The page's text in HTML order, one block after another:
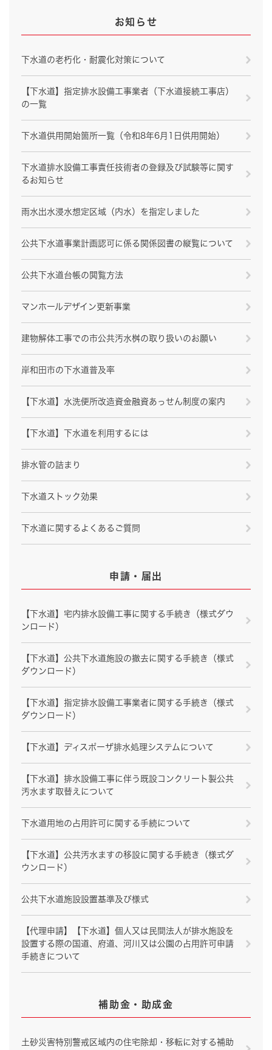
お知らせ
下水道の老朽化・耐震化対策について
【下水道】指定排水設備工事業者（下水道接続工事店）
の一覧
下水道供用開始箇所一覧（令和8年6月1日供用開始）
下水道排水設備工事責任技術者の登録及び試験等に関す
るお知らせ
雨水出水浸水想定区域（内水）を指定しました
公共下水道事業計画認可に係る関係図書の縦覧について
公共下水道台帳の閲覧方法
マンホールデザイン更新事業
建物解体工事での市公共汚水桝の取り扱いのお願い
岸和田市の下水道普及率
【下水道】水洗便所改造資金融資あっせん制度の案内
【下水道】下水道を利用するには
排水管の詰まり
下水道ストック効果
下水道に関するよくあるご質問
申請・届出
【下水道】宅内排水設備工事に関する手続き（様式ダウ
ンロード）
【下水道】公共下水道施設の撤去に関する手続き（様式
ダウンロード）
【下水道】指定排水設備工事業者に関する手続き（様式
ダウンロード）
【下水道】ディスポーザ排水処理システムについて
【下水道】排水設備工事に伴う既設コンクリート製公共
汚水ます取替えについて
下水道用地の占用許可に関する手続について
【下水道】公共汚水ますの移設に関する手続き（様式ダ
ウンロード）
公共下水道施設設置基準及び様式
【代理申請】【下水道】個人又は民間法人が排水施設を
設置する際の国道、府道、河川又は公園の占用許可申請
手続きについて
補助金・助成金
土砂災害特別警戒区域内の住宅除却・移転に対する補助